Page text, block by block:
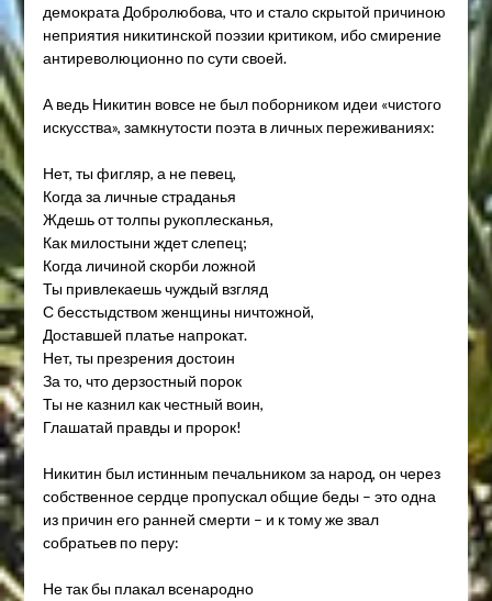
демократа Добролюбова, что и стало скрытой причиною
неприятия никитинской поэзии критиком, ибо смирение
антиреволюционно по сути своей.
А ведь Никитин вовсе не был поборником идеи «чистого
искусства», замкнутости поэта в личных переживаниях:
Нет, ты фигляр, а не певец,
Когда за личные страданья
Ждешь от толпы рукоплесканья,
Как милостыни ждет слепец;
Когда личиной скорби ложной
Ты привлекаешь чуждый взгляд
С бесстыдством женщины ничтожной,
Доставшей платье напрокат.
Нет, ты презрения достоин
За то, что дерзостный порок
Ты не казнил как честный воин,
Глашатай правды и пророк!
Никитин был истинным печальником за народ, он через
собственное сердце пропускал общие беды – это одна
из причин его ранней смерти – и к тому же звал
собратьев по перу:
Не так бы плакал всенародно